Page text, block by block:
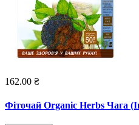
162.00 ₴
Фіточай Organic Herbs Чага